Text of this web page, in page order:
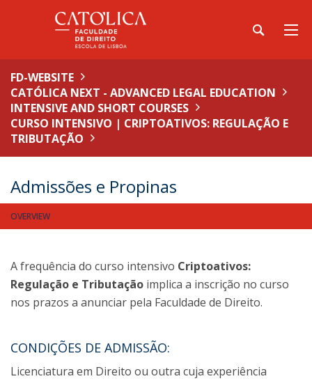
FD-WEBSITE
CATÓLICA NEXT - ADVANCED LEGAL EDUCATION
INTENSIVE AND SHORT COURSES
CURSO INTENSIVO | CRIPTOATIVOS: REGULAÇÃO E
TRIBUTAÇÃO
Admissões e Propinas
OVERVIEW
A frequência do curso intensivo Criptoativos:
Regulação e Tributação implica a inscrição no curso
nos prazos a anunciar pela Faculdade de Direito.
CONDIÇÕES DE ADMISSÃO:
Licenciatura em Direito ou outra cuja experiência